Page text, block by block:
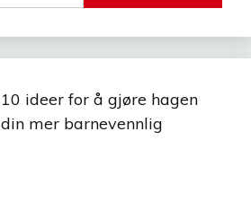
10 ideer for å gjøre hagen
din mer barnevennlig